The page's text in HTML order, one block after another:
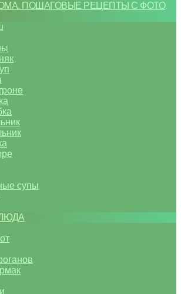
ПОШАГОВЫЕ РЕЦЕПТЫ С ФОТО
супы